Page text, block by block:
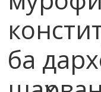
ба